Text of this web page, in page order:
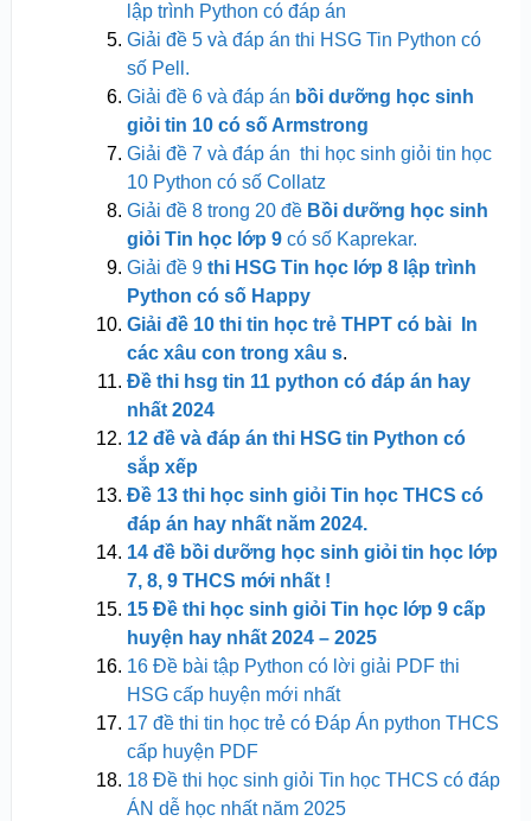
lập trình Python có đáp án
Giải đề 5 và đáp án thi HSG Tin Python có
số Pell.
Giải đề 6 và đáp án bồi dưỡng học sinh
giỏi tin 10 có số Armstrong
Giải đề 7 và đáp án thi học sinh giỏi tin học
10 Python có số Collatz
Giải đề 8 trong 20 đề Bồi dưỡng học sinh
giỏi Tin học lớp 9có số Kaprekar.
Giải đề 9 thi HSG Tin học lớp 8 lập trình
Python có số Happy
Giải đề 10 thi tin học trẻ THPT có bài In
các xâu con trong xâu s.
Đề thi hsg tin 11 python có đáp án hay
nhất 2024
12 đề và đáp án thi HSG tin Python có
sắp xếp
Đề 13 thi học sinh giỏi Tin học THCS có
đáp án hay nhất năm 2024.
14 đề bồi dưỡng học sinh giỏi tin học lớp
7, 8, 9 THCS mới nhất !
15 Đề thi học sinh giỏi Tin học lớp 9 cấp
huyện hay nhất 2024 – 2025
16 Đề bài tập Python có lời giải PDF thi
HSG cấp huyện mới nhất
17 đề thi tin học trẻ có Đáp Án python THCS
cấp huyện PDF
18 Đề thi học sinh giỏi Tin học THCS có đáp
ÁN dễ học nhất năm 2025